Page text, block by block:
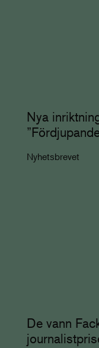
Nya
Nyhetsbrevet
De vann